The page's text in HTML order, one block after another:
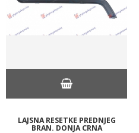
LAJSNA RESETKE PREDNJEG
BRAN. DONJA CRNA